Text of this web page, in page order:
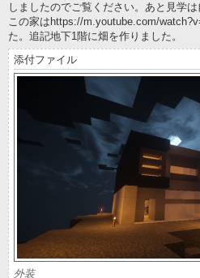
しましたのでご覧ください。あと見学
この家はhttps://m.youtube.com/
た。追記地下1階に畑を作りました。
添付ファイル
外装